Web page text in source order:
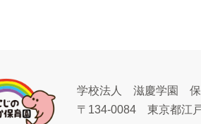
学校法人 滋慶学園 保
〒134-0084 東京都江